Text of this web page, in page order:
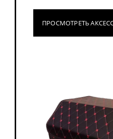
ПРОСМОТРЕТЬ